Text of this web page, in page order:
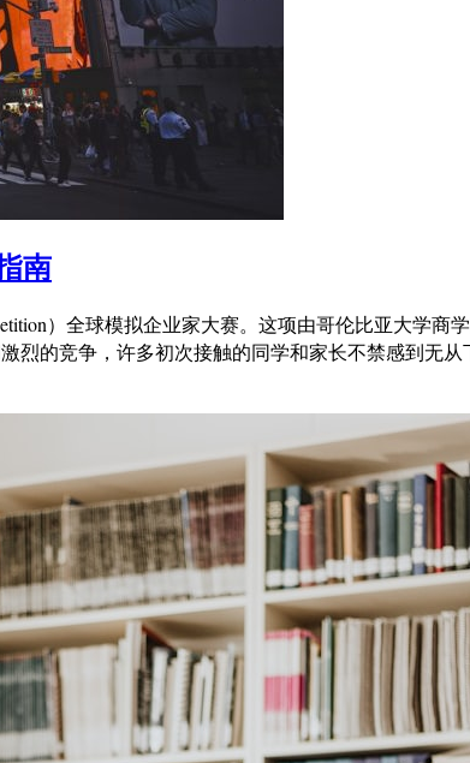
南
）全球模拟企业家大赛。这项由哥伦比亚大学商
的竞争，许多初次接触的同学和家长不禁感到无